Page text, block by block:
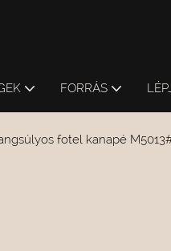
FORRÁS
fotel kanapé